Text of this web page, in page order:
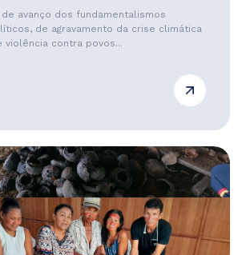
de avanço dos fundamentalismos
de agravamento da crise climática
violência contra povos...